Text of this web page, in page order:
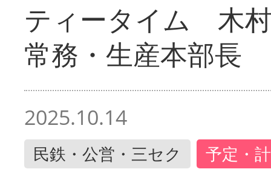
ティータイム 木
常務・生産本部長
2025.10.14
民鉄・公営・三セク 予定・